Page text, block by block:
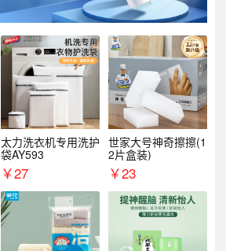
太力洗衣机专用洗护
袋AY593
￥27
世家大号神奇擦擦(1
2片盒装)
￥23